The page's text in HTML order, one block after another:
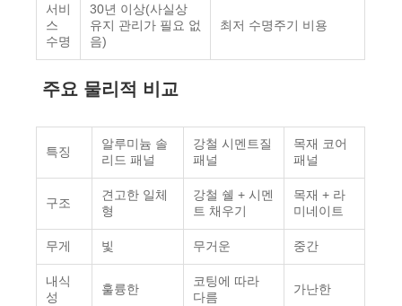
서비
스
수명
30년 이상(사실상
유지 관리가 필요 없
음)
최저 수명주기 비용
주요 물리적 비교
특징
알루미늄 솔
리드 패널
강철 시멘트질
패널
목재 코어
패널
구조
견고한 일체
형
강철 쉘 + 시멘
트 채우기
목재 + 라
미네이트
무게 빛 무거운 중간
내식
성
훌륭한
코팅에 따라
다름
가난한